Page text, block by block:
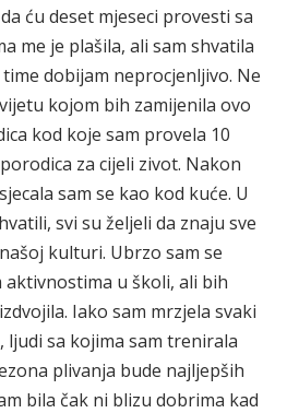
ću deset mjeseci provesti sa
me je plašila, ali sam shvatila
dobijam neprocjenljivo. Ne
kojom bih zamijenila ovo
kod koje sam provela 10
za cijeli zivot. Nakon
sam se kao kod kuće. U
svi su željeli da znaju sve
kulturi. Ubrzo sam se
aktivnostima u školi, ali bih
Iako sam mrzjela svaki
ljudi sa kojima sam trenirala
plivanja bude najljepših
bila čak ni blizu dobrima kad